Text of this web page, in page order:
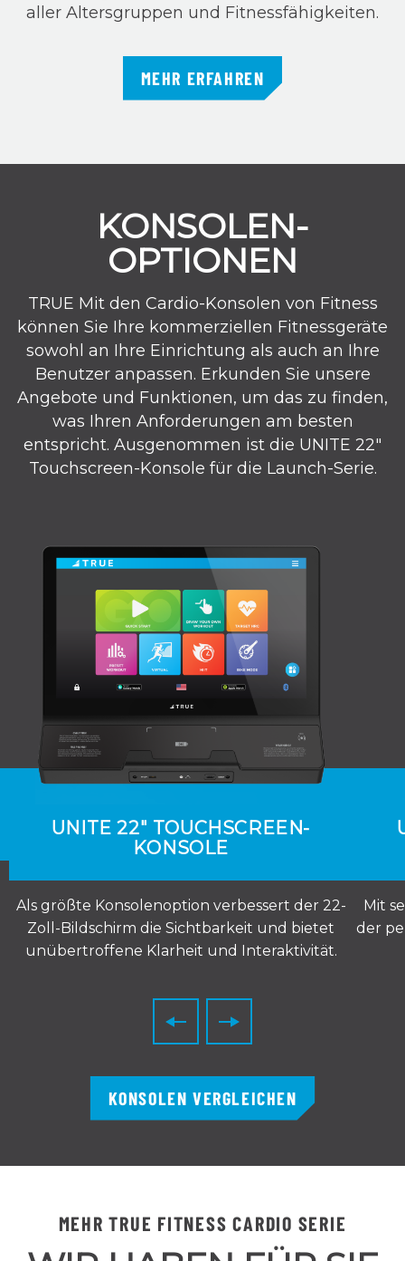
aller Altersgruppen und Fitnessfähigkeiten.
MEHR ERFAHREN
KONSOLEN-
OPTIONEN
TRUE Mit den Cardio-Konsolen von Fitness
können Sie Ihre kommerziellen Fitnessgeräte
sowohl an Ihre Einrichtung als auch an Ihre
Benutzer anpassen. Erkunden Sie unsere
Angebote und Funktionen, um das zu finden,
was Ihren Anforderungen am besten
entspricht. Ausgenommen ist die UNITE 22″
Touchscreen-Konsole für die Launch-Serie.
UNITE 22" TOUCHSCREEN-
KONSOLE
Als größte Konsolenoption verbessert der 22-
Zoll-Bildschirm die Sichtbarkeit und bietet
unübertroffene Klarheit und Interaktivität.
Mit
der
KONSOLEN VERGLEICHEN
MEHR TRUE FITNESS CARDIO SERIE